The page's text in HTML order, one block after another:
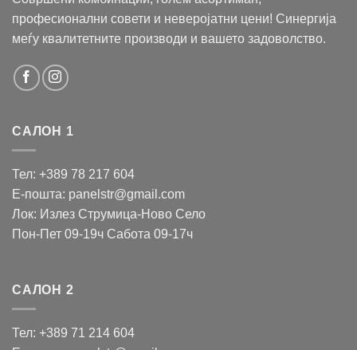
професионални совети и неверојатни цени! Синергија
меѓу квалитетните производи и вашето задоволство.
САЛОН 1
Тел: +389 78 217 604
Е-пошта: panelstr@gmail.com
Лок: Излез Струмица-Ново Село
Пон-Пет 09-19ч Сабота 09-17ч
САЛОН 2
Тел: +389 71 214 604